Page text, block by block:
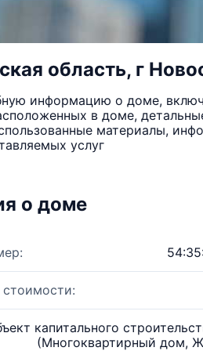
область, г
информацию о доме,
в доме,
материалы,
услуг
о доме
капитального
(Многоквартирный дом,